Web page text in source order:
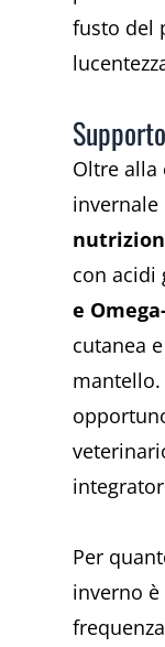
fusto del
Oltre alla
con acidi
e
cutanea
Per
inverno